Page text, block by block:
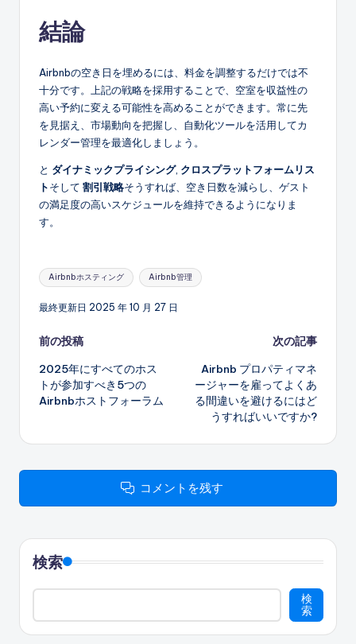
結論
Airbnbの空き日を埋めるには、料金を調整するだけでは不
十分です。上記の戦略を採用することで、空室を収益性の
高い予約に変える可能性を高めることができます。常に先
を見据え、市場動向を把握し、自動化ツールを活用してカ
レンダー管理を最適化しましょう。
と ダイナミックプライシング, クロスプラットフォームリス
トそして 割引戦略そうすれば、空き日数を減らし、ゲスト
の満足度の高いスケジュールを維持できるようになりま
す。
タ
グ:
Airbnbホスティング Airbnb管理
最終更新日 2025 年 10 月 27 日
投
稿
ナ
ビ
ゲ
ー
シ
ョ
前の投稿
2025年にすべてのホス
トが参加すべき5つの
Airbnbホストフォーラム
次の記事
Airbnb プロパティマネ
ージャーを雇ってよくあ
る間違いを避けるにはど
うすればいいですか?
コメントを残す
検索
検
索